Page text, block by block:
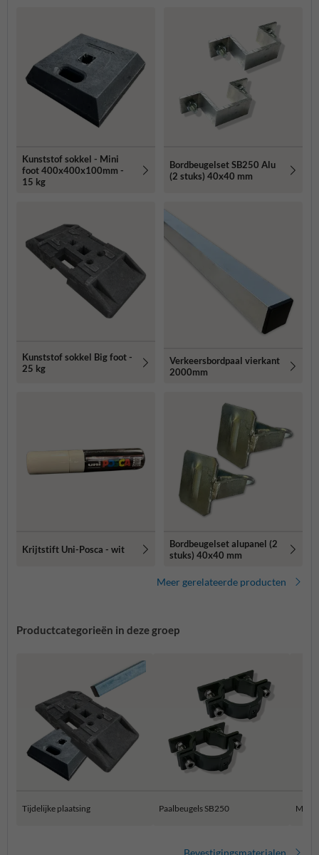
Kunststof sokkel - Mini
foot 400x400x100mm -
15 kg
Bordbeugelset SB250 Alu
(2 stuks) 40x40 mm
Kunststof sokkel Big foot -
25 kg
Verkeersbordpaal vierkant
2000mm
Krijtstift Uni-Posca - wit
Bordbeugelset alupanel (2
stuks) 40x40 mm
Meer gerelateerde producten
Productcategorieën in deze groep
Tijdelijke plaatsing Paalbeugels SB250 Muur
Bevestigingsmaterialen